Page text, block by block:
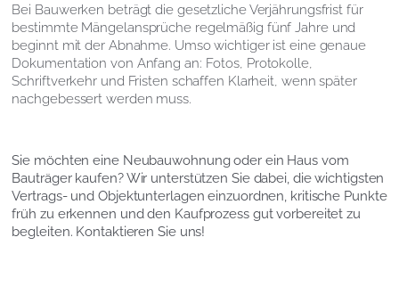
Bei Bauwerken beträgt die gesetzliche Verjährungsfrist für
bestimmte Mängelansprüche regelmäßig fünf Jahre und
beginnt mit der Abnahme. Umso wichtiger ist eine genaue
Dokumentation von Anfang an: Fotos, Protokolle,
Schriftverkehr und Fristen schaffen Klarheit, wenn später
nachgebessert werden muss.
Sie möchten eine Neubauwohnung oder ein Haus vom
Bauträger kaufen? Wir unterstützen Sie dabei, die wichtigsten
Vertrags- und Objektunterlagen einzuordnen, kritische Punkte
früh zu erkennen und den Kaufprozess gut vorbereitet zu
begleiten. Kontaktieren Sie uns!